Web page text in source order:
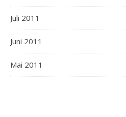
Juli 2011
Juni 2011
Mai 2011